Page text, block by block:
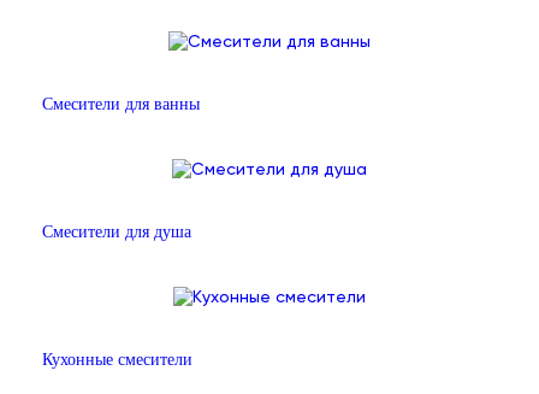
Смесители для ванны
Смесители для душа
Кухонные смесители